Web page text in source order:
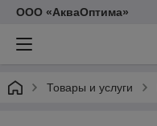
ООО «АкваОптима»
Товары и услуги